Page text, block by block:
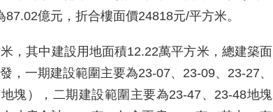
億元，折合樓面價24818元/平方米。
，其中建設用地面積12.22萬平方米，總建築面
，一期建設範圍主要為23-07、23-09、23-27、
塊），二期建設範圍主要為23-47、23-48地塊